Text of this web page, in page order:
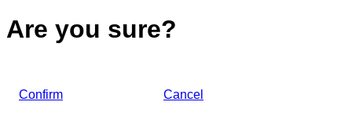
Are you sure?
Confirm Cancel